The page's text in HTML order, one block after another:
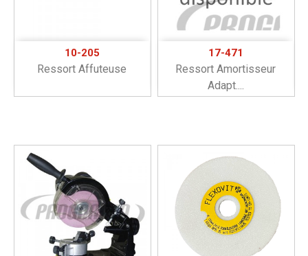
10-205
Ressort Affuteuse
17-471
Ressort Amortisseur
Adapt....